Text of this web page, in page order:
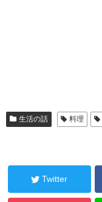
生活の話 料理
Twitter